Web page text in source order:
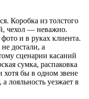
Коробка из толстого
чехол — неважно.
и в руках клиента.
достали, а
сценарии касаний
сумка, распаковка
хотя бы в одном звене
лояльность уезжает в